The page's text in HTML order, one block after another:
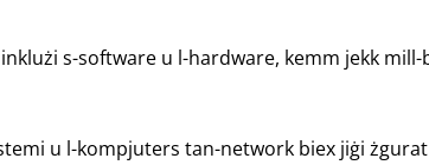
s-software u l-hardware, kemm jekk
u l-kompjuters tan-network biex jiġi